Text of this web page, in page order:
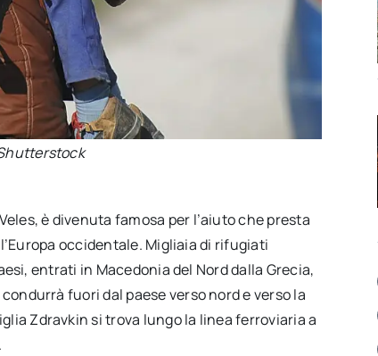
è divenuta famosa per l’aiuto che presta
occidentale. Migliaia di rifugiati
entrati in Macedonia del Nord dalla Grecia,
fuori dal paese verso nord e verso la
Zdravkin si trova lungo la linea ferroviaria a